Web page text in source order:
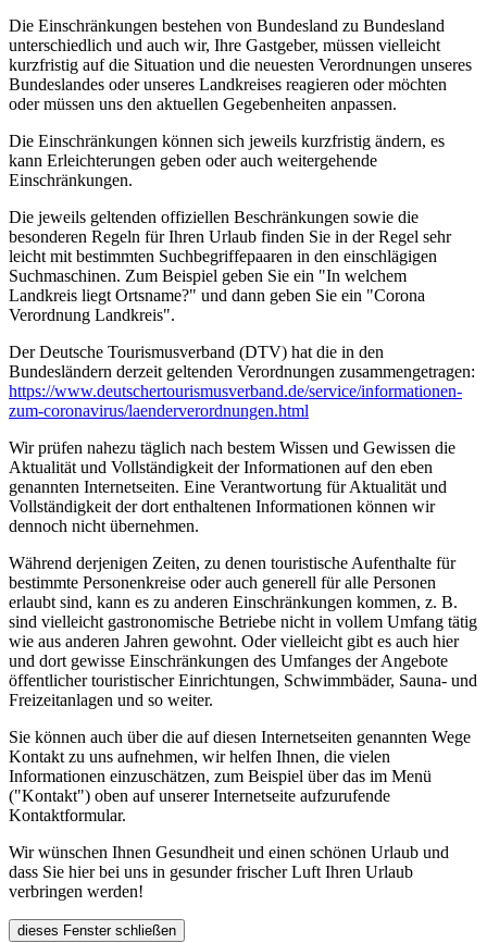
Die Einschränkungen bestehen von Bundesland zu Bundesland
unterschiedlich und auch wir, Ihre Gastgeber, müssen vielleicht
kurzfristig auf die Situation und die neuesten Verordnungen unseres
Bundeslandes oder unseres Landkreises reagieren oder möchten
oder müssen uns den aktuellen Gegebenheiten anpassen.
Die Einschränkungen können sich jeweils kurzfristig ändern, es
kann Erleichterungen geben oder auch weitergehende
Einschränkungen.
Die jeweils geltenden offiziellen Beschränkungen sowie die
besonderen Regeln für Ihren Urlaub finden Sie in der Regel sehr
leicht mit bestimmten Suchbegriffepaaren in den einschlägigen
Suchmaschinen. Zum Beispiel geben Sie ein "In welchem
Landkreis liegt Ortsname?" und dann geben Sie ein "Corona
Verordnung Landkreis".
Der Deutsche Tourismusverband (DTV) hat die in den
Bundesländern derzeit geltenden Verordnungen zusammengetragen:
https://www.deutscher­tourismusverband.de/­service/­informationen-
zum-coronavirus/­laenderverordnungen.html
Wir prüfen nahezu täglich nach bestem Wissen und Gewissen die
Aktualität und Vollständigkeit der Informationen auf den eben
genannten Internetseiten. Eine Verantwortung für Aktualität und
Vollständigkeit der dort enthaltenen Informationen können wir
dennoch nicht übernehmen.
Während derjenigen Zeiten, zu denen touristische Aufenthalte für
bestimmte Personenkreise oder auch generell für alle Personen
erlaubt sind, kann es zu anderen Einschränkungen kommen, z. B.
sind vielleicht gastronomische Betriebe nicht in vollem Umfang tätig
wie aus anderen Jahren gewohnt. Oder vielleicht gibt es auch hier
und dort gewisse Einschränkungen des Umfanges der Angebote
öffentlicher touristischer Einrichtungen, Schwimmbäder, Sauna- und
Freizeitanlagen und so weiter.
Sie können auch über die auf diesen Internetseiten genannten Wege
Kontakt zu uns aufnehmen, wir helfen Ihnen, die vielen
Informationen einzuschätzen, zum Beispiel über das im Menü
("Kontakt") oben auf unserer Internetseite aufzurufende
Kontaktformular.
Wir wünschen Ihnen Gesundheit und einen schönen Urlaub und
dass Sie hier bei uns in gesunder frischer Luft Ihren Urlaub
verbringen werden!
dieses Fenster schließen